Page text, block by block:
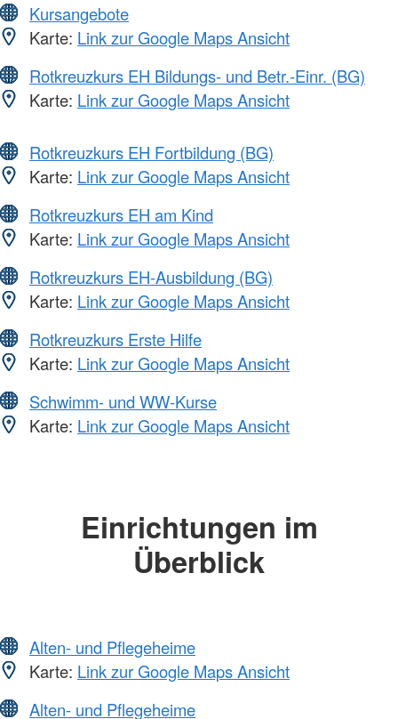
Kursangebote
Karte: Link zur Google Maps Ansicht
Rotkreuzkurs EH Bildungs- und Betr.-Einr. (BG)
Karte: Link zur Google Maps Ansicht
Rotkreuzkurs EH Fortbildung (BG)
Karte: Link zur Google Maps Ansicht
Rotkreuzkurs EH am Kind
Karte: Link zur Google Maps Ansicht
Rotkreuzkurs EH-Ausbildung (BG)
Karte: Link zur Google Maps Ansicht
Rotkreuzkurs Erste Hilfe
Karte: Link zur Google Maps Ansicht
Schwimm- und WW-Kurse
Karte: Link zur Google Maps Ansicht
Einrichtungen im
Überblick
Alten- und Pflegeheime
Karte: Link zur Google Maps Ansicht
Alten- und Pflegeheime